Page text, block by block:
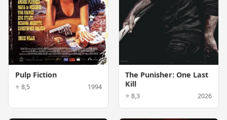
Pulp Fiction
⭐ 8,5 1994
The Punisher: One Last
Kill
⭐ 8,3 2026